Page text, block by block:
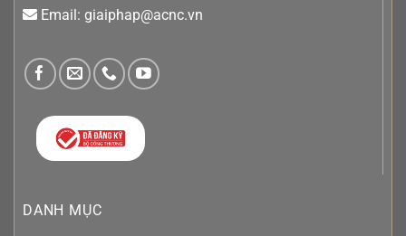
Email: giaiphap@acnc.vn
DANH MỤC